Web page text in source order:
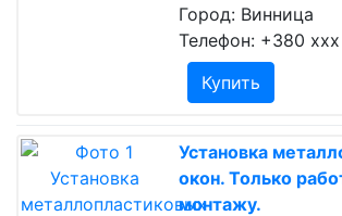
Город: Винница
Телефон: +380
Купить
Установка
окон. Только
монтажу.